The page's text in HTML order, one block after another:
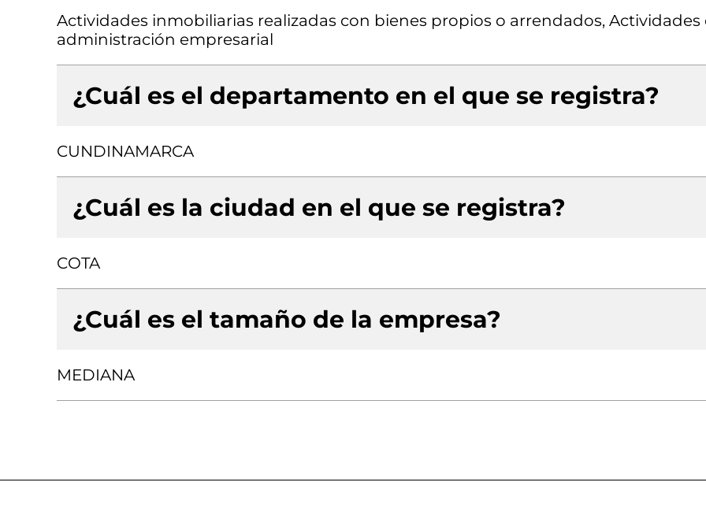
Actividades inmobiliarias realizadas con bienes propios o arrendados, Actividades
administración empresarial
¿Cuál es el departamento en el que se registra?
CUNDINAMARCA
¿Cuál es la ciudad en el que se registra?
COTA
¿Cuál es el tamaño de la empresa?
MEDIANA